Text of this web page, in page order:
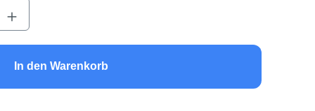
den gewünschten Wert ein oder
In den Warenkorb